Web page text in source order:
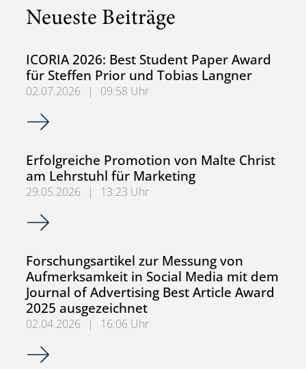
Neueste Beiträge
ICORIA 2026: Best Student Paper Award
für Steffen Prior und Tobias Langner
02.07.2026 |
09:58 Uhr
ICORIA 2026: Best Student Paper Award für Steffen
Erfolgreiche Promotion von Malte Christ
am Lehrstuhl für Marketing
29.05.2026 |
13:23 Uhr
Erfolgreiche Promotion von Malte Christ am Lehrstuhl für
Forschungsartikel zur Messung von
Aufmerksamkeit in Social Media mit dem
Journal of Advertising Best Article Award
2025 ausgezeichnet
02.04.2026 |
16:06 Uhr
Forschungsartikel zur Messung von Aufmerksamkeit in